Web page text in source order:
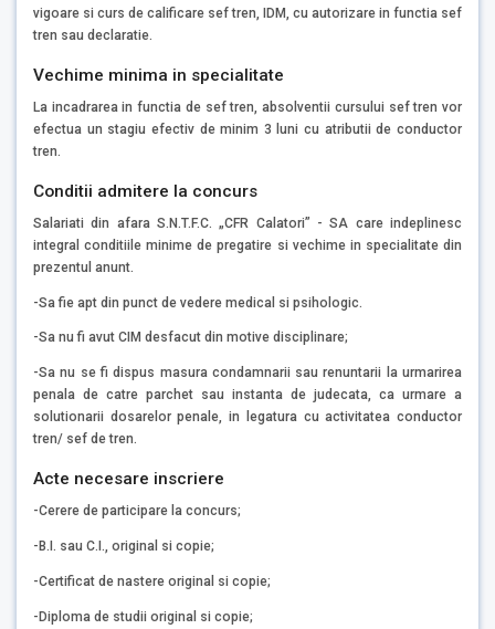
vigoare si curs de calificare sef tren, IDM, cu autorizare in functia sef
tren sau declaratie.
Vechime minima in specialitate
La incadrarea in functia de sef tren, absolventii cursului sef tren vor
efectua un stagiu efectiv de minim 3 luni cu atributii de conductor
tren.
Conditii admitere la concurs
Salariati din afara S.N.T.F.C. „CFR Calatori” - SA care indeplinesc
integral conditiile minime de pregatire si vechime in specialitate din
prezentul anunt.
-Sa fie apt din punct de vedere medical si psihologic.
-Sa nu fi avut CIM desfacut din motive disciplinare;
-Sa nu se fi dispus masura condamnarii sau renuntarii la urmarirea
penala de catre parchet sau instanta de judecata, ca urmare a
solutionarii dosarelor penale, in legatura cu activitatea conductor
tren/ sef de tren.
Acte necesare inscriere
-Cerere de participare la concurs;
-B.I. sau C.I., original si copie;
-Certificat de nastere original si copie;
-Diploma de studii original si copie;